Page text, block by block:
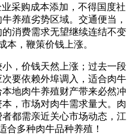
采购成本添加，不得国度社
养殖劣势区域。交通便当，
消费需求无望继续连结不变
本，鞭策价钱上涨。
，价钱天然上涨；过去一段
要依赖外埠调入，适合肉牛
地肉牛养殖财产带来必然冲
，市场对肉牛需求量大。肉
都需亲近关心市场动态，江
合多种肉牛品种养殖！